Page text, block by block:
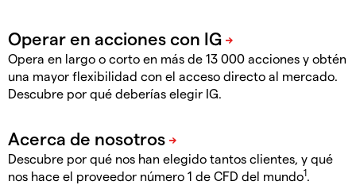
Opera en largo o corto en más de 13 000 acciones y obtén
una mayor flexibilidad con el acceso directo al mercado.
Descubre por qué deberías elegir IG.
Descubre por qué nos han elegido tantos clientes, y qué
nos hace el proveedor número 1 de CFD del mundo1.